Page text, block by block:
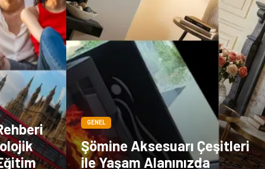
GENEL
Şömine Aksesuarı Çeşitleri
ile Yaşam Alanınızda